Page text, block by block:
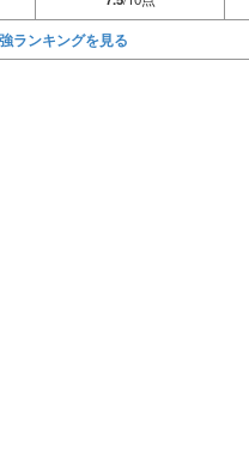
ランキングを見る